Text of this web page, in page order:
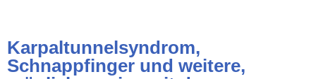
Karpaltunnelsyndrom,
Schnappfinger und weitere,